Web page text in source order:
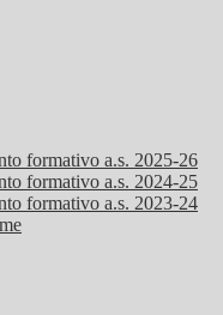
formativo a.s. 2025-26
formativo a.s. 2024-25
formativo a.s. 2023-24